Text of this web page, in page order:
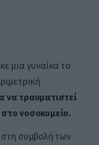
μια γυναίκα το
να τραυματιστεί
νοσοκομείο.
στη συμβολή των